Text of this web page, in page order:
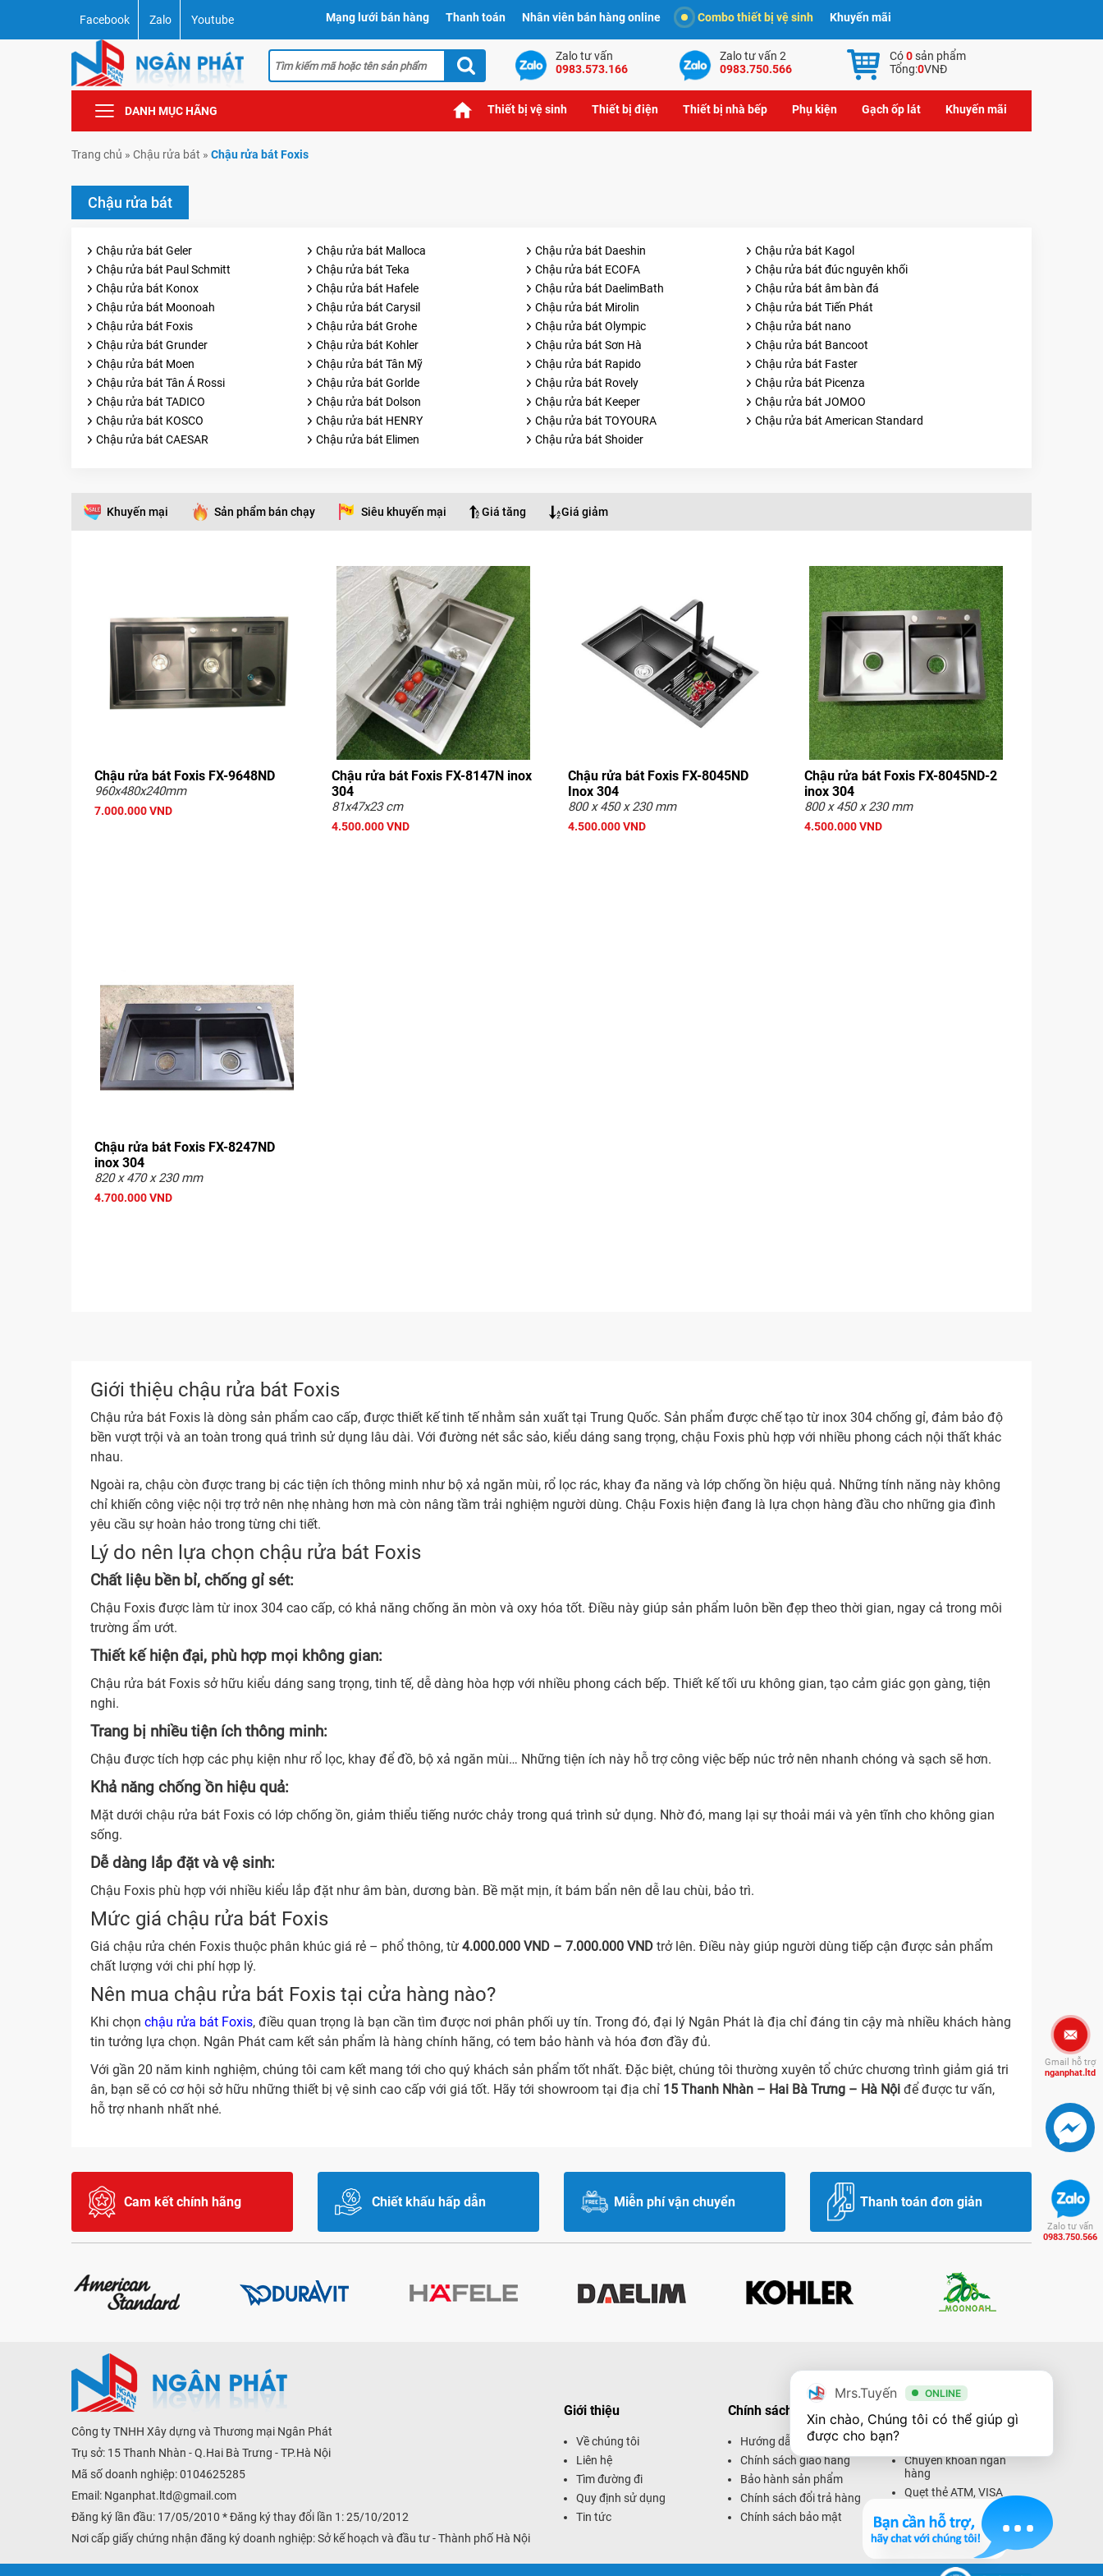
Facebook Zalo Youtube Mạng lưới bán hàng Thanh toán Nhân viên bán hàng online Combo thiết bị vệ sinh Khuyến mãi
Zalo tư vấn
0983.573.166
Zalo tư vấn 2
0983.750.566
Có0sản phẩm
Tổng:0VNĐ
DANH MỤC HÃNG Thiết bị vệ sinh Thiết bị điện Thiết bị nhà bếp Phụ kiện Gạch ốp lát Khuyến mãi
Trang chủ » Chậu rửa bát » Chậu rửa bát Foxis
Chậu rửa bát
Chậu rửa bát Geler Chậu rửa bát Malloca Chậu rửa bát Daeshin
Chậu rửa bát Kagol
Chậu rửa bát Paul Schmitt
Chậu rửa bát Teka Chậu rửa bát ECOFA
Chậu rửa bát đúc nguyên khối
Chậu rửa bát Konox
Chậu rửa bát Hafele Chậu rửa bát DaelimBath
Chậu rửa bát âm bàn đá
Chậu rửa bát Moonoah
Chậu rửa bát Carysil Chậu rửa bát Mirolin
Chậu rửa bát Tiến Phát
Chậu rửa bát Foxis
Chậu rửa bát Grohe Chậu rửa bát Olympic
Chậu rửa bát nano
Chậu rửa bát Grunder
Chậu rửa bát Kohler Chậu rửa bát Sơn Hà
Chậu rửa bát Bancoot
Chậu rửa bát Moen
Chậu rửa bát Tân Mỹ Chậu rửa bát Rapido
Chậu rửa bát Faster
Chậu rửa bát Tân Á Rossi
Chậu rửa bát Gorlde Chậu rửa bát Rovely
Chậu rửa bát Picenza
Chậu rửa bát TADICO
Chậu rửa bát Dolson Chậu rửa bát Keeper
Chậu rửa bát JOMOO
Chậu rửa bát KOSCO
Chậu rửa bát HENRY Chậu rửa bát TOYOURA
Chậu rửa bát American Standard
Chậu rửa bát CAESAR
Chậu rửa bát Elimen Chậu rửa bát Shoider
Khuyến mại Sản phẩm bán chạy Siêu khuyến mại Giá tăng Giá giảm
Chậu rửa bát Foxis FX-9648ND
960x480x240mm
7.000.000 VND
Chậu rửa bát Foxis FX-8147N inox
304
81x47x23 cm
4.500.000 VND
Chậu rửa bát Foxis FX-8045ND
Inox 304
800 x 450 x 230 mm
4.500.000 VND
Chậu rửa bát Foxis FX-8045ND-2
inox 304
800 x 450 x 230 mm
4.500.000 VND
Chậu rửa bát Foxis FX-8247ND
inox 304
820 x 470 x 230 mm
4.700.000 VND
Giới thiệu chậu rửa bát Foxis
Chậu rửa bát Foxis là dòng sản phẩm cao cấp, được thiết kế tinh tế nhằm sản xuất tại Trung Quốc. Sản phẩm được chế tạo từ inox 304 chống gỉ, đảm bảo độ
bền vượt trội và an toàn trong quá trình sử dụng lâu dài. Với đường nét sắc sảo, kiểu dáng sang trọng, chậu Foxis phù hợp với nhiều phong cách nội thất khác
nhau.
Ngoài ra, chậu còn được trang bị các tiện ích thông minh như bộ xả ngăn mùi, rổ lọc rác, khay đa năng và lớp chống ồn hiệu quả. Những tính năng này không
chỉ khiến công việc nội trợ trở nên nhẹ nhàng hơn mà còn nâng tầm trải nghiệm người dùng. Chậu Foxis hiện đang là lựa chọn hàng đầu cho những gia đình
yêu cầu sự hoàn hảo trong từng chi tiết.
Lý do nên lựa chọn chậu rửa bát Foxis
Chất liệu bền bỉ, chống gỉ sét:
Chậu Foxis được làm từ inox 304 cao cấp, có khả năng chống ăn mòn và oxy hóa tốt. Điều này giúp sản phẩm luôn bền đẹp theo thời gian, ngay cả trong môi
trường ẩm ướt.
Thiết kế hiện đại, phù hợp mọi không gian:
Chậu rửa bát Foxis sở hữu kiểu dáng sang trọng, tinh tế, dễ dàng hòa hợp với nhiều phong cách bếp. Thiết kế tối ưu không gian, tạo cảm giác gọn gàng, tiện
nghi.
Trang bị nhiều tiện ích thông minh:
Chậu được tích hợp các phụ kiện như rổ lọc, khay để đồ, bộ xả ngăn mùi… Những tiện ích này hỗ trợ công việc bếp núc trở nên nhanh chóng và sạch sẽ hơn.
Khả năng chống ồn hiệu quả:
Mặt dưới chậu rửa bát Foxis có lớp chống ồn, giảm thiểu tiếng nước chảy trong quá trình sử dụng. Nhờ đó, mang lại sự thoải mái và yên tĩnh cho không gian
sống.
Dễ dàng lắp đặt và vệ sinh:
Chậu Foxis phù hợp với nhiều kiểu lắp đặt như âm bàn, dương bàn. Bề mặt mịn, ít bám bẩn nên dễ lau chùi, bảo trì.
Mức giá chậu rửa bát Foxis
Giá chậu rửa chén Foxis thuộc phân khúc giá rẻ – phổ thông, từ4.000.000 VND – 7.000.000 VND trở lên. Điều này giúp người dùng tiếp cận được sản phẩm
chất lượng với chi phí hợp lý.
Nên mua chậu rửa bát Foxis tại cửa hàng nào?
Khi chọnchậu rửa bát Foxis, điều quan trọng là bạn cần tìm được nơi phân phối uy tín. Trong đó, đại lý Ngân Phát là địa chỉ đáng tin cậy mà nhiều khách hàng
tin tưởng lựa chọn. Ngân Phát cam kết sản phẩm là hàng chính hãng, có tem bảo hành và hóa đơn đầy đủ.
Với gần 20 năm kinh nghiệm, chúng tôi cam kết mang tới cho quý khách sản phẩm tốt nhất. Đặc biệt, chúng tôi thường xuyên tổ chức chương trình giảm giá tri
ân, bạn sẽ có cơ hội sở hữu những thiết bị vệ sinh cao cấp với giá tốt. Hãy tới showroom tại địa chỉ 15 Thanh Nhàn – Hai Bà Trưng – Hà Nội để được tư vấn,
hỗ trợ nhanh nhất nhé.
Cam kết chính hãng Chiết khấu hấp dẫn Miễn phí vận chuyển Thanh toán đơn giản
Công ty TNHH Xây dựng và Thương mại Ngân Phát
Trụ sở: 15 Thanh Nhàn - Q.Hai Bà Trưng - TP.Hà Nội
Mã số doanh nghiệp: 0104625285
Email: Nganphat.ltd@gmail.com
Đăng ký lần đầu: 17/05/2010 * Đăng ký thay đổi lần 1: 25/10/2012
Nơi cấp giấy chứng nhận đăng ký doanh nghiệp: Sở kế hoạch và đầu tư - Thành phố Hà Nội
Giới thiệu
Về chúng tôi
Liên hệ
Tìm đường đi
Quy định sử dụng
Tin tức
Chính sách mua hàng
Hướng dẫn mua hàng
Chính sách giao hàng
Bảo hành sản phẩm
Chính sách đổi trả hàng
Chính sách bảo mật
Hình thức thanh toán
Chuyển khoản ngân
hàng
Quẹt thẻ ATM, VISA
Thanh toán trực tuyến
Gmail hỗ trợ
nganphat.ltd
Zalo tư vấn
0983.750.566
Mrs.Tuyến ONLINE
Xin chào, Chúng tôi có thể giúp gì
được cho bạn?